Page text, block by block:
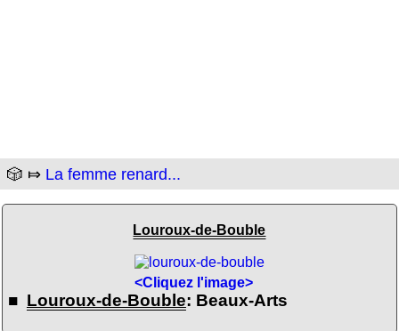
🎲 ⤇ La femme renard...
Louroux-de-Bouble
<Cliquez l'image>
■ Louroux-de-Bouble: Beaux-Arts